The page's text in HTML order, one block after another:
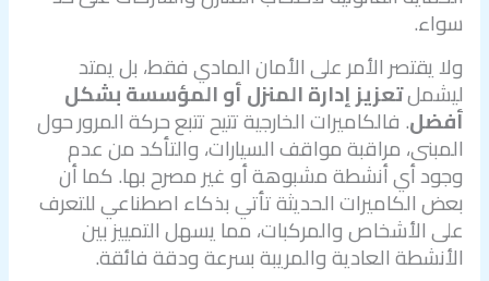
سواء.
ولا يقتصر الأمر على الأمان المادي فقط، بل يمتد
ليشملتعزيز إدارة المنزل أو المؤسسة بشكل
أفضل. فالكاميرات الخارجية تتيح تتبع حركة المرور حول
المبنى، مراقبة مواقف السيارات، والتأكد من عدم
وجود أي أنشطة مشبوهة أو غير مصرح بها. كما أن
بعض الكاميرات الحديثة تأتي بذكاء اصطناعي للتعرف
على الأشخاص والمركبات، مما يسهل التمييز بين
الأنشطة العادية والمريبة بسرعة ودقة فائقة.